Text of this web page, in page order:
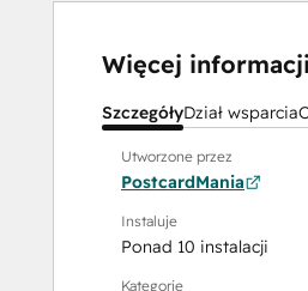
Więcej informacji
SzczegółyDział wsparcia
Utworzone przez
PostcardMania
Instaluje
Ponad 10 instalacji
Kategorie